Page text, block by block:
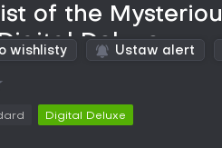
of the
Deluxe
wishlisty Ustaw alert
Digital Deluxe